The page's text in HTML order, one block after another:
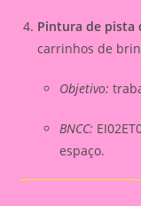
Pintura de pista
carrinhos de
Objetivo:
BNCC:
espaço.